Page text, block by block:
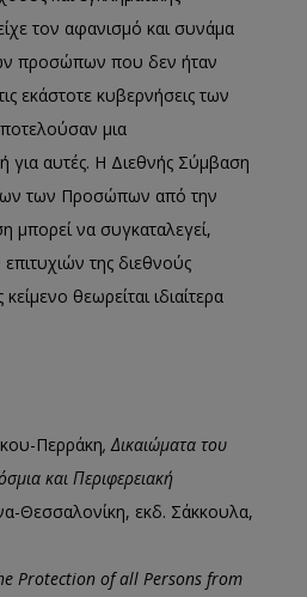
τον αφανισμό και συνάμα
προσώπων που δεν ήταν
εκάστοτε κυβερνήσεις των
μια
για αυτές. Η Διεθνής Σύμβαση
των Προσώπων από την
μπορεί να συγκαταλεγεί,
της διεθνούς
θεωρείται ιδιαίτερα
Περράκη, Δικαιώματα του
και Περιφερειακή
Θεσσαλονίκη, εκδ. Σάκκουλα,
Protection of all Persons from